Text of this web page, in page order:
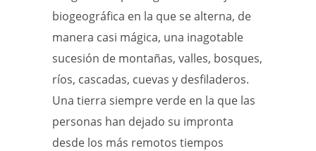
biogeográfica en la que se alterna, de
manera casi mágica, una inagotable
sucesión de montañas, valles, bosques,
ríos, cascadas, cuevas y desfiladeros.
Una tierra siempre verde en la que las
personas han dejado su impronta
desde los más remotos tiempos